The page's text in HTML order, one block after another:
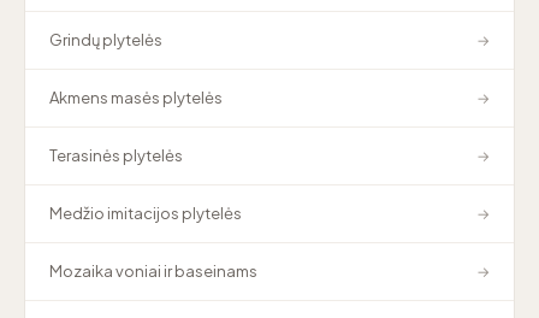
Grindų plytelės →
Akmens masės plytelės →
Terasinės plytelės →
Medžio imitacijos plytelės →
Mozaika voniai ir baseinams →